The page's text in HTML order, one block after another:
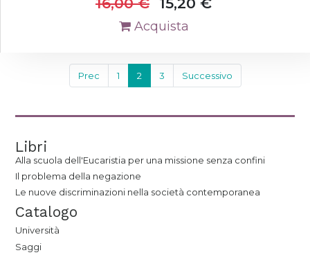
Acquista
Prec 1 2 3 Successivo
Libri
Alla scuola dell'Eucaristia per una missione senza confini
Il problema della negazione
Le nuove discriminazioni nella società contemporanea
Catalogo
Università
Saggi